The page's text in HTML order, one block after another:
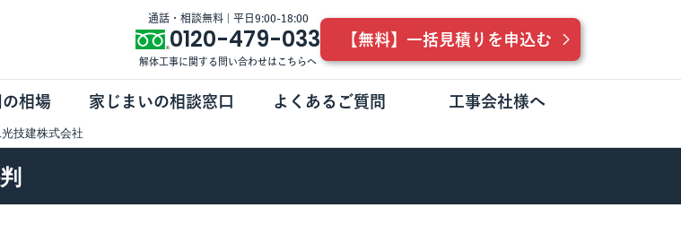
通話・相談無料 | 平日9:00-18:00
0120-479-033
解体工事に関する問い合わせはこちらへ
【無料】一括見積りを申込む
相場 家じまいの相談窓口 よくあるご質問 工事会社様へ
技建株式会社